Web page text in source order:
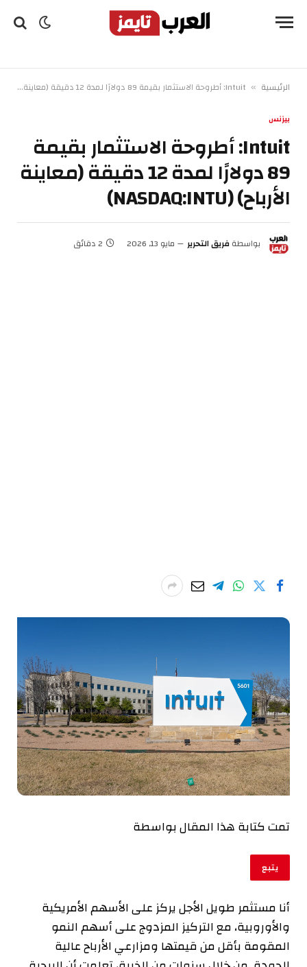
الرئيسية » Intuit: أطروحة الاستثمار بقيمة 89 دولارًا لمدة 12 دقيقة (معاينة الأرباح) (NASDAQ:INTU)
بيزنس
Intuit: أطروحة الاستثمار بقيمة
89 دولارًا لمدة 12 دقيقة (معاينة
الأرباح) (NASDAQ:INTU)
بواسطةفريق التحرير مايو 13, 2026 2 دقائق
تمت كتابة هذا المقال بواسطة
يتبع
أنا مستثمر طويل الأجل يركز على الأسهم الأمريكية
والأوروبية، مع التركيز المزدوج على أسهم النمو
المقومة بأقل من قيمتها ومزارعي الأرباح عالية